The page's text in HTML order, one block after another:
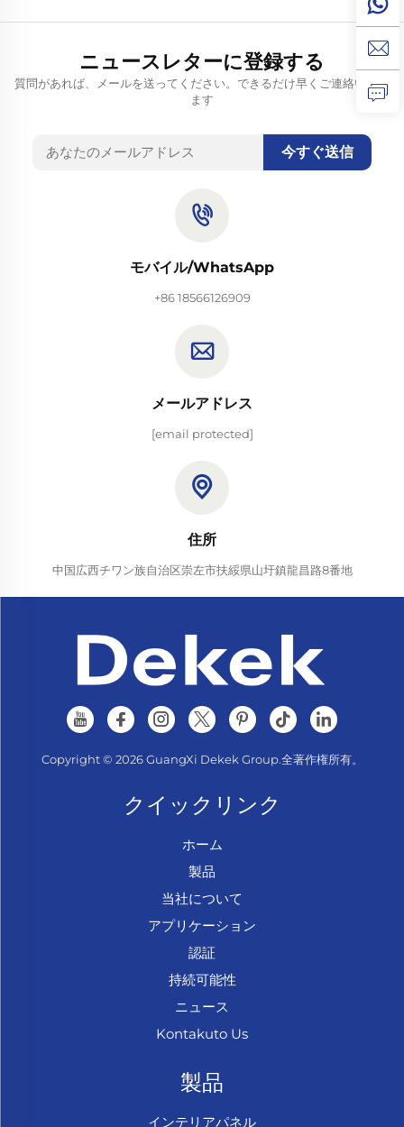
ニュースレターに登録する
質問があれば、メールを送ってください。できるだけ早くご連絡いたし
ます
今すぐ送信
モバイル/WhatsApp
+86 18566126909
メールアドレス
[email protected]
住所
中国広西チワン族自治区崇左市扶綏県山圩鎮龍昌路8番地
Copyright © 2026 GuangXi Dekek Group.全著作権所有。
クイックリンク
ホーム
製品
当社について
アプリケーション
認証
持続可能性
ニュース
Kontakuto Us
製品
インテリアパネル